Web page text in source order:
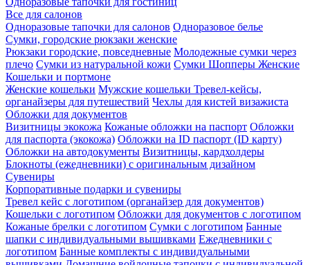
Все для салонов
Одноразовые тапочки для салонов Одноразовое белье
Сумки, городские рюкзаки женские
Рюкзаки городские, повседневные Молодежные сумки через
плечо Сумки из натуральной кожи Сумки Шопперы Женские
Кошельки и портмоне
Женские кошельки Мужские кошельки Тревел-кейсы,
органайзеры для путешествий Чехлы для кистей визажиста
Обложки для документов
Визитницы экокожа Кожаные обложки на паспорт Обложки
для паспорта (экокожа) Обложки на ID паспорт (ID карту)
Обложки на автодокументы Визитницы, кардхолдеры
Блокноты (ежедневники) с оригинальным дизайном
Сувениры
Корпоративные подарки и сувениры
Тревел кейс с логотипом (органайзер для документов)
Кошельки с логотипом Обложки для документов с логотипом
Кожаные брелки с логотипом Сумки с логотипом Банные
шапки с индивидуальными вышивками Ежедневники с
логотипом Банные комплекты с индивидуальными